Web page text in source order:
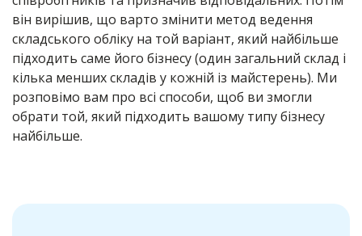
він вирішив, що варто змінити метод ведення
складського обліку на той варіант, який найбільше
підходить саме його бізнесу (один загальний склад і
кілька менших складів у кожній із майстерень). Ми
розповімо вам про всі способи, щоб ви змогли
обрати той, який підходить вашому типу бізнесу
найбільше.